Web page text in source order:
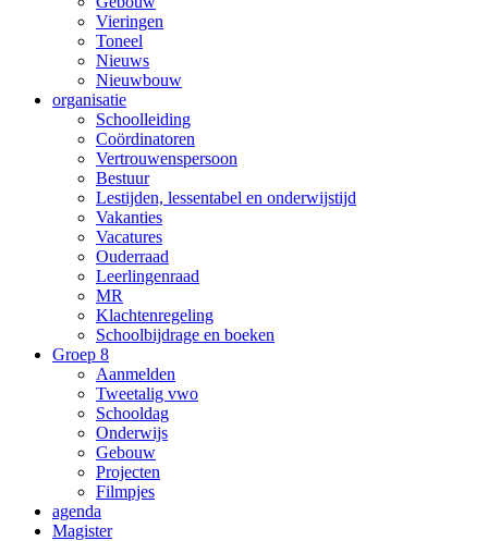
Vieringen
Toneel
Nieuws
Nieuwbouw
organisatie
Schoolleiding
Coördinatoren
Vertrouwenspersoon
Bestuur
Lestijden, lessentabel en onderwijstijd
Vakanties
Vacatures
Ouderraad
Leerlingenraad
MR
Klachtenregeling
Schoolbijdrage en boeken
Groep 8
Aanmelden
Tweetalig vwo
Schooldag
Onderwijs
Gebouw
Projecten
Filmpjes
agenda
Magister